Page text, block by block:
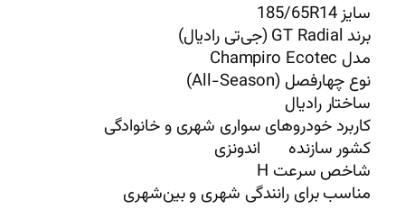
سایز 185/65R14
برند GT Radial (جی‌تی رادیال)
مدل Champiro Ecotec
نوع چهارفصل (All-Season)
ساختار رادیال
کاربرد خودروهای سواری شهری و خانوادگی
کشور سازنده
اندونزی
شاخص سرعت H
مناسب برای رانندگی شهری و بین‌شهری